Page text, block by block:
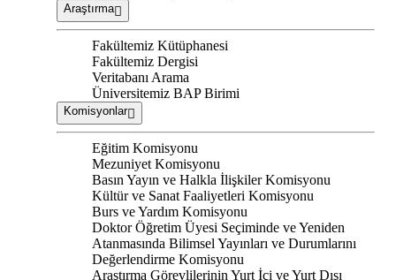
Araştırma
Fakültemiz Kütüphanesi
Fakültemiz Dergisi
Veritabanı Arama
Üniversitemiz BAP Birimi
Komisyonlar
Eğitim Komisyonu
Mezuniyet Komisyonu
Basın Yayın ve Halkla İlişkiler Komisyonu
Kültür ve Sanat Faaliyetleri Komisyonu
Burs ve Yardım Komisyonu
Doktor Öğretim Üyesi Seçiminde ve Yeniden
Atanmasında Bilimsel Yayınları ve Durumlarını
Değerlendirme Komisyonu
Araştırma Görevlilerinin Yurt İçi ve Yurt Dışı